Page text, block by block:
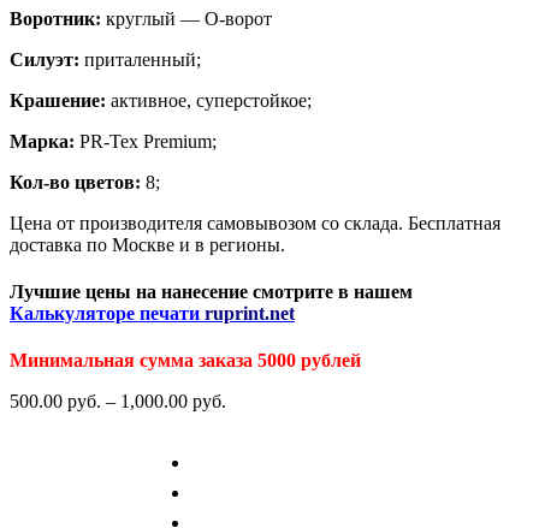
Воротник: круглый — О-ворот
Силуэт: приталенный;
Крашение: активное, суперстойкое;
Марка: PR-Tex Premium;
Кол-во цветов: 8;
Цена от производителя самовывозом со склада. Бесплатная
доставка по Москве и в регионы.
Лучшие цены на нанесение смотрите в нашем
Калькуляторе печати ruprint.net
Минимальная сумма заказа 5000 рублей
500.00 руб. – 1,000.00 руб.